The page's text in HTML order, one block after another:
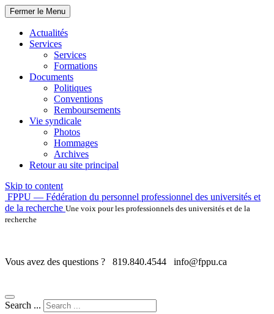
Fermer le Menu
Actualités
Services
Services
Formations
Documents
Politiques
Conventions
Remboursements
Vie syndicale
Photos
Hommages
Archives
Retour au site principal
Skip to content
FPPU — Fédération du personnel professionnel des universités et
de la recherche Une voix pour les professionnels des universités et de la
recherche
Vous avez des questions ? 819.840.4544 info@fppu.ca
Search ...